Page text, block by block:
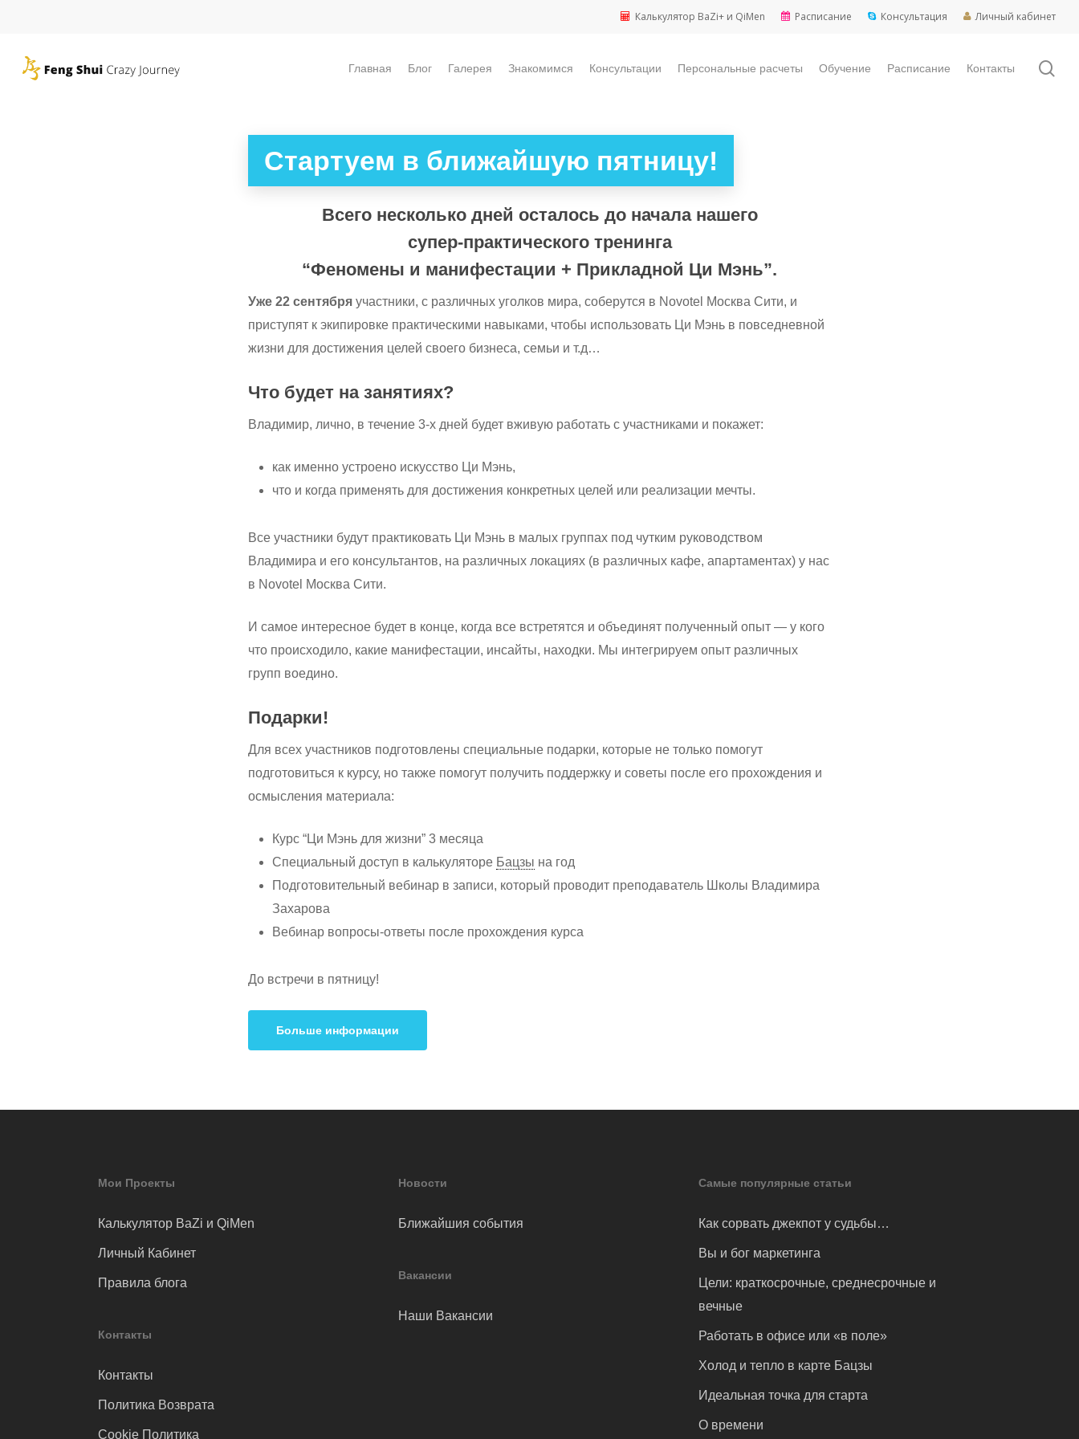
main
content
Калькулятор BaZi+ и QiMen Расписание Консультация Личный кабинет
Главная Блог Галерея Знакомимся Консультации Персональные расчеты Обучение Расписание Контакты
Стартуем в ближайшую пятницу!
Всего несколько дней осталось до начала нашего
супер-практического тренинга
“Феномены и манифестации + Прикладной Ци Мэнь”.
Уже 22 сентября участники, с различных уголков мира, соберутся в Novotel Москва Сити, и
приступят к экипировке практическими навыками, чтобы использовать Ци Мэнь в повседневной
жизни для достижения целей своего бизнеса, семьи и т.д…
Что будет на занятиях?
Владимир, лично, в течение 3-х дней будет вживую работать с участниками и покажет:
как именно устроено искусство Ци Мэнь,
что и когда применять для достижения конкретных целей или реализации мечты.
Все участники будут практиковать Ци Мэнь в малых группах под чутким руководством
Владимира и его консультантов, на различных локациях (в различных кафе, апартаментах) у нас
в Novotel Москва Сити.
И самое интересное будет в конце, когда все встретятся и объединят полученный опыт — у кого
что происходило, какие манифестации, инсайты, находки. Мы интегрируем опыт различных
групп воедино.
Подарки!
Для всех участников подготовлены специальные подарки, которые не только помогут
подготовиться к курсу, но также помогут получить поддержку и советы после его прохождения и
осмысления материала:
Курс “Ци Мэнь для жизни” 3 месяца
Специальный доступ в калькуляторе Бацзы на год
Подготовительный вебинар в записи, который проводит преподаватель Школы Владимира
Захарова
Вебинар вопросы-ответы после прохождения курса
До встречи в пятницу!
Больше информации
Мои Проекты
Калькулятор BaZi и QiMen
Личный Кабинет
Правила блога
Контакты
Контакты
Политика Возврата
Cookie Политика
Новости
Ближайшия события
Вакансии
Наши Вакансии
Самые популярные статьи
Как сорвать джекпот у судьбы…
Вы и бог маркетинга
Цели: краткосрочные, среднесрочные и
вечные
Работать в офисе или «в поле»
Холод и тепло в карте Бацзы
Идеальная точка для старта
О времени